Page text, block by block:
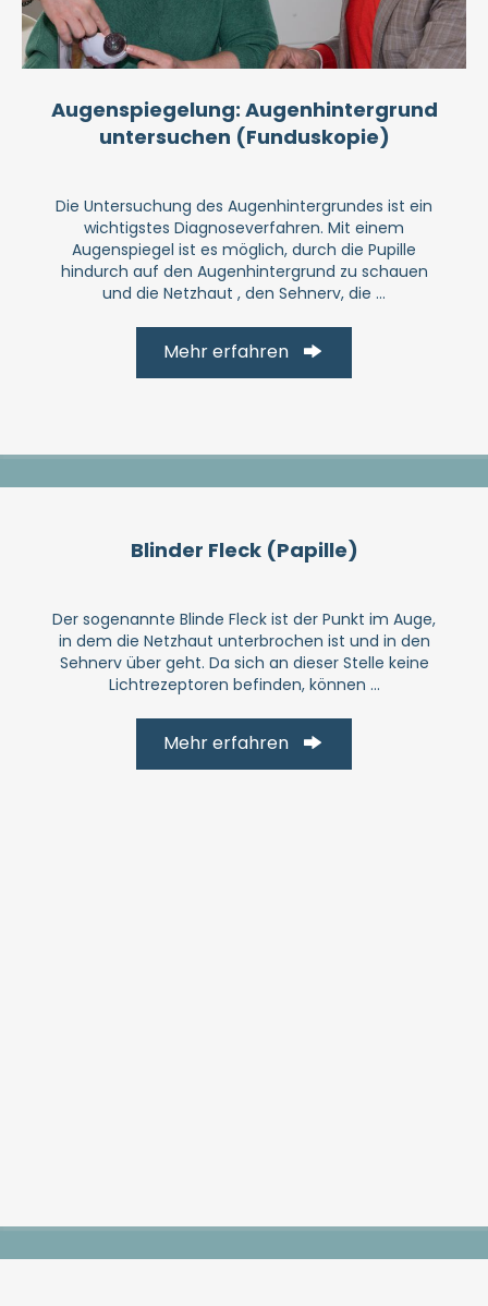
Augenspiegelung: Augenhintergrund
untersuchen (Funduskopie)
Die Untersuchung des Augenhintergrundes ist ein
wichtigstes Diagnoseverfahren. Mit einem
Augenspiegel ist es möglich, durch die Pupille
hindurch auf den Augenhintergrund zu schauen
und die Netzhaut , den Sehnerv, die ...
Mehr erfahren
Blinder Fleck (Papille)
Der sogenannte Blinde Fleck ist der Punkt im Auge,
in dem die Netzhaut unter­brochen ist und in den
Sehnerv über geht. Da sich an dieser Stelle keine
Licht­rezep­toren befinden, können ...
Mehr erfahren